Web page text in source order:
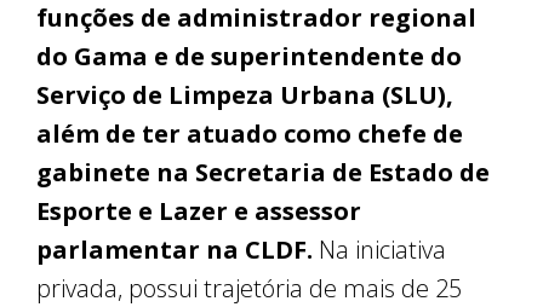
funções de administrador regional
do Gama e de superintendente do
Serviço de Limpeza Urbana (SLU),
além de ter atuado como chefe de
gabinete na Secretaria de Estado de
Esporte e Lazer e assessor
parlamentar na CLDF. Na iniciativa
privada, possui trajetória de mais de 25